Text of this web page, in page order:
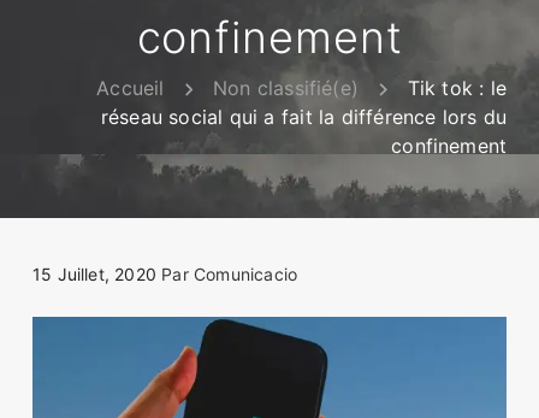
confinement
Accueil Non classifié(e)
Tik tok : le
réseau social qui a fait la différence lors du
confinement
15 Juillet, 2020 Par Comunicacio